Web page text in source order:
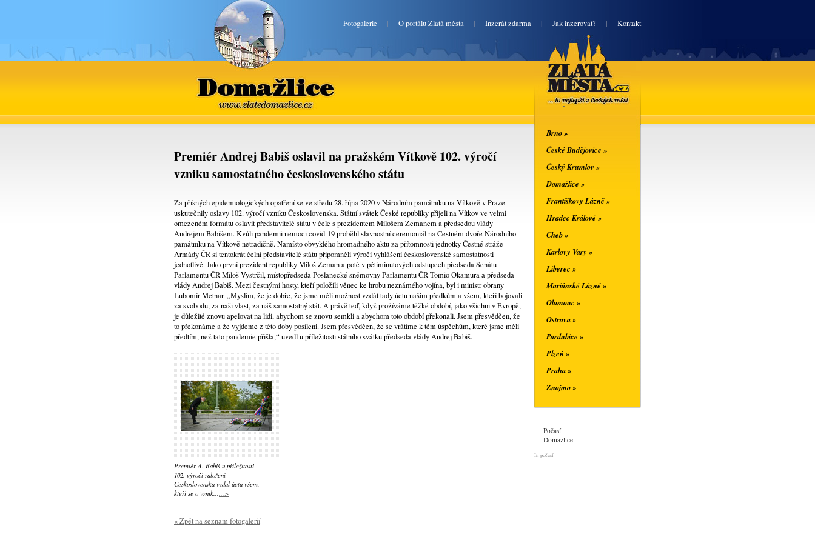
Fotogalerie | O portálu Zlatá města | Inzerát zdarma | Jak inzerovat? | Kontakt
Domažlice
www.zlatedomazlice.cz
Premiér Andrej Babiš oslavil na pražském Vítkově 102. výročí
vzniku samostatného československého státu
Za přísných epidemiologických opatření se ve středu 28. října 2020 v Národním památníku na Vítkově v Praze
uskutečnily oslavy 102. výročí vzniku Československa. Státní svátek České republiky přijeli na Vítkov ve velmi
omezeném formátu oslavit představitelé státu v čele s prezidentem Milošem Zemanem a předsedou vlády
Andrejem Babišem. Kvůli pandemii nemoci covid-19 proběhl slavnostní ceremoniál na Čestném dvoře Národního
památníku na Vítkově netradičně. Namísto obvyklého hromadného aktu za přítomnosti jednotky Čestné stráže
Armády ČR si tentokrát čelní představitelé státu připomněli výročí vyhlášení československé samostatnosti
jednotlivě. Jako první prezident republiky Miloš Zeman a poté v pětiminutových odstupech předseda Senátu
Parlamentu ČR Miloš Vystrčil, místopředseda Poslanecké sněmovny Parlamentu ČR Tomio Okamura a předseda
vlády Andrej Babiš. Mezi čestnými hosty, kteří položili věnec ke hrobu neznámého vojína, byl i ministr obrany
Lubomír Metnar. „Myslím, že je dobře, že jsme měli možnost vzdát tady úctu našim předkům a všem, kteří bojovali
za svobodu, za naši vlast, za náš samostatný stát. A právě teď, když prožíváme těžké období, jako všichni v Evropě,
je důležité znovu apelovat na lidi, abychom se znovu semkli a abychom toto období překonali. Jsem přesvědčen, že
to překonáme a že vyjdeme z této doby posíleni. Jsem přesvědčen, že se vrátíme k těm úspěchům, které jsme měli
předtím, než tato pandemie přišla,“ uvedl u příležitosti státního svátku předseda vlády Andrej Babiš.
Premiér A. Babiš u příležitosti
102. výročí založení
Československa vzdal úctu všem,
kteří se o vznik......>
« Zpět na seznam fotogalerií
Zlatá města
... to nejlepší z
českých měst
Brno »
České Budějovice »
Český Krumlov »
Domažlice »
Františkovy Lázně »
Hradec Králové »
Cheb »
Karlovy Vary »
Liberec »
Mariánské Lázně »
Olomouc »
Ostrava »
Pardubice »
Plzeň »
Praha »
Znojmo »
Počasí
Domažlice
In-počasí